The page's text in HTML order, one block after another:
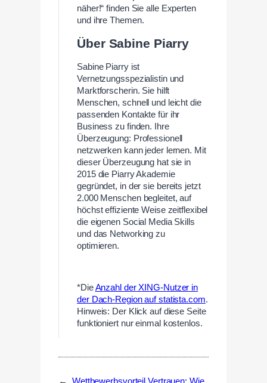
näher!“ finden Sie alle Experten
und ihre Themen.
Über Sabine Piarry
Sabine Piarry ist
Vernetzungsspezialistin und
Marktforscherin. Sie hilft
Menschen, schnell und leicht die
passenden Kontakte für ihr
Business zu finden. Ihre
Überzeugung: Professionell
netzwerken kann jeder lernen. Mit
dieser Überzeugung hat sie in
2015 die Piarry Akademie
gegründet, in der sie bereits jetzt
2.000 Menschen begleitet, auf
höchst effiziente Weise zeitflexibel
die eigenen Social Media Skills
und das Networking zu
optimieren.
*DieAnzahl der XING-Nutzer in
der Dach-Region auf statista.com.
Hinweis: Der Klick auf diese Seite
funktioniert nur einmal kostenlos.